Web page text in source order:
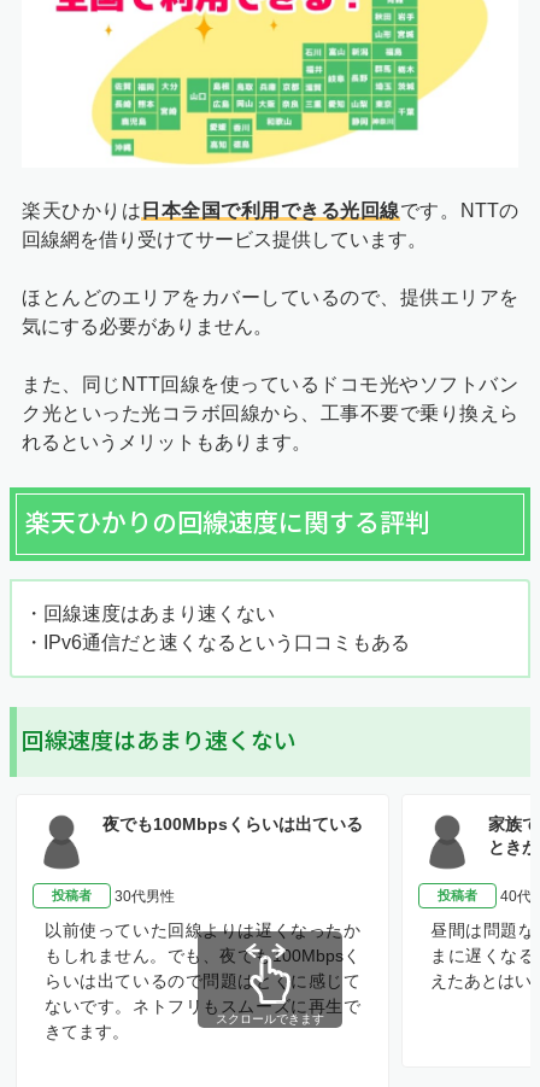
楽天ひかりは 日本全国で利用できる光回線です。NTTの
回線網を借り受けてサービス提供しています。
ほとんどのエリアをカバーしているので、提供エリアを
気にする必要がありません。
また、同じNTT回線を使っているドコモ光やソフトバン
ク光といった光コラボ回線から、工事不要で乗り換えら
れるというメリットもあります。
楽天ひかりの回線速度に関する評判
・回線速度はあまり速くない
・IPv6通信だと速くなるという口コミもある
回線速度はあまり速くない
夜でも100Mbpsくらいは出ている
投稿者 30代男性
以前使っていた回線よりは遅くなったか
もしれません。でも、夜でも100Mbpsく
らいは出ているので問題はとくに感じて
ないです。ネトフリもスムーズに再生で
きてます。
家族
とき
投稿者 40代
昼間は問題
まに遅くな
えたあとはい
スクロールできます